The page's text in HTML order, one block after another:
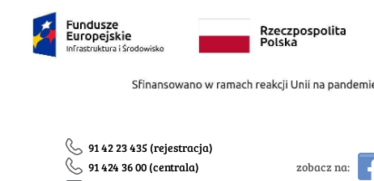
91 42 23 435 (rejestracja)
91 424 36 00 (centrala)
zobacz na: